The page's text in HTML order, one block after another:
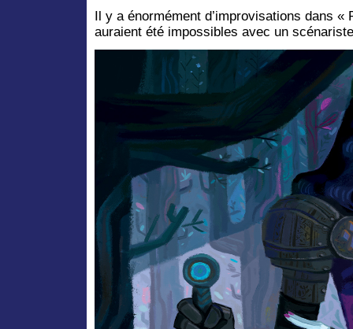
Il y a énormément d’improvisations dans
auraient été impossibles avec un